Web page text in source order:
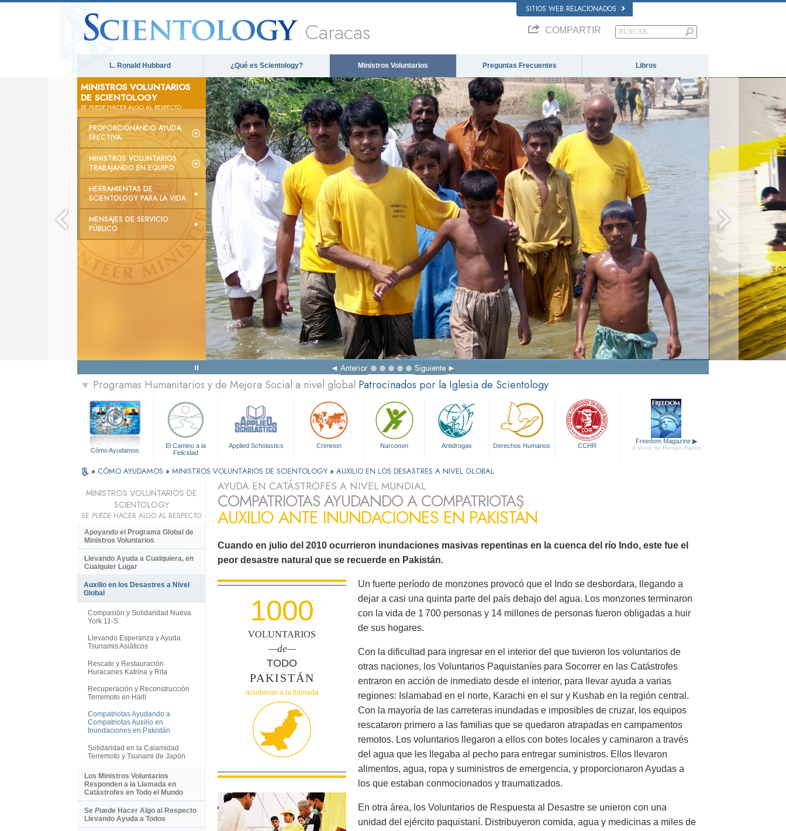
SITIOS WEB RELACIONADOS
Caracas COMPARTIR
L. Ronald Hubbard ¿Qué es Scientology? Ministros Voluntarios Preguntas Frecuentes Libros
MINISTROS VOLUNTARIOS
DE SCIENTOLOGY
SEPUEDEHACER ALGO AL RESPECTO
PROPORCIONANDO AYUDA
EFECTIVA
MINISTROS VOLUNTARIOS
TRABAJANDO EN EQUIPO
HERRAMIENTAS DE
SCIENTOLOGY PARA LA VIDA
MENSAJES DE SERVICIO
PÚBLICO
Pasión por Ayudar
Ver Video
Anterior Siguiente
▼ Programas Humanitarios y de Mejora Social a nivel global Patrocinados por la Iglesia de Scientology
Cómo Ayudamos
El Camino a la
Felicidad
Applied Scholastics Criminon Narconon Antidrogas Derechos Humanos CCHR
Freedom Magazine ▶
A Voice for Human Rights
» CÓMO AYUDAMOS » MINISTROS VOLUNTARIOS DE SCIENTOLOGY » AUXILIO EN LOS DESASTRES A NIVEL GLOBAL
AYUDA EN CATÁSTROFES A NIVEL MUNDIAL
COMPATRIOTAS AYUDANDO A COMPATRIOTAS
AUXILIO ANTE INUNDACIONES EN PAKISTÁN
Cuando en julio del 2010 ocurrieron inundaciones masivas repentinas en la cuenca del río Indo, este fue el
peor desastre natural que se recuerde en Pakistán.
1000
VOLUNTARIOS
—de—
TODO
PAKISTÁN
acudieron a la llamada
Un fuerte período de monzones provocó que el Indo se desbordara, llegando a
dejar a casi una quinta parte del país debajo del agua. Los monzones terminaron
con la vida de 1 700 personas y 14 millones de personas fueron obligadas a huir
de sus hogares.
Con la dificultad para ingresar en el interior del que tuvieron los voluntarios de
otras naciones, los Voluntarios Paquistaníes para Socorrer en las Catástrofes
entraron en acción de inmediato desde el interior, para llevar ayuda a varias
regiones: Islamabad en el norte, Karachi en el sur y Kushab en la región central.
Con la mayoría de las carreteras inundadas e imposibles de cruzar, los equipos
rescataron primero a las familias que se quedaron atrapadas en campamentos
remotos. Los voluntarios llegaron a ellos con botes locales y caminaron a través
del agua que les llegaba al pecho para entregar suministros. Ellos llevaron
alimentos, agua, ropa y suministros de emergencia, y proporcionaron Ayudas a
los que estaban conmocionados y traumatizados.
En otra área, los Voluntarios de Respuesta al Desastre se unieron con una
unidad del ejército paquistaní. Distribuyeron comida, agua y medicinas a miles de
MINISTROS VOLUNTARIOS DE
SCIENTOLOGY
SE PUEDEHACER ALGO AL RESPECTO
Apoyando el Programa Global de
Ministros Voluntarios
Llevando Ayuda a Cualquiera, en
Cualquier Lugar
Auxilio en los Desastres a Nivel
Global
Compasión y Solidaridad Nueva
York 11-S
Llevando Esperanza y Ayuda
Tsunamis Asiáticos
Rescate y Restauración
Huracanes Katrina y Rita
Recuperación y Reconstrucción
Terremoto en Haití
Compatriotas Ayudando a
Compatriotas Auxilio en
Inundaciones en Pakistán
Solidaridad en la Calamidad
Terremoto y Tsunami de Japón
Los Ministros Voluntarios
Responden a la Llamada en
Catástrofes en Todo el Mundo
Se Puede Hacer Algo al Respecto
Llevando Ayuda a Todos